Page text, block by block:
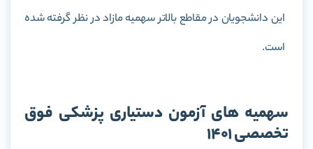
این دانشجویان در مقاطع بالاتر سهمیه مازاد در نظر گرفته شده
است.
سهمیه های آزمون دستیاری پزشکی فوق
تخصصی 1401